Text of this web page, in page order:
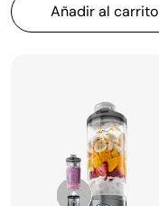
Añadir al carrito